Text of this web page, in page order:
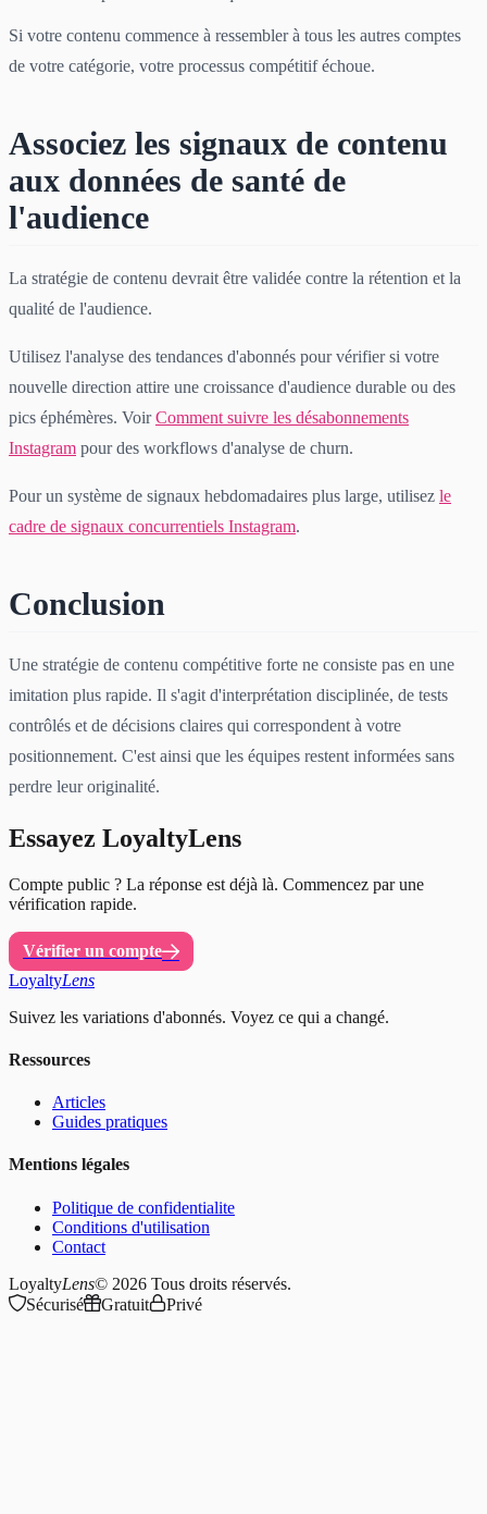
Si votre contenu commence à ressembler à tous les autres comptes
de votre catégorie, votre processus compétitif échoue.
Associez les signaux de contenu
aux données de santé de
l'audience
La stratégie de contenu devrait être validée contre la rétention et la
qualité de l'audience.
Utilisez l'analyse des tendances d'abonnés pour vérifier si votre
nouvelle direction attire une croissance d'audience durable ou des
pics éphémères. VoirComment suivre les désabonnements
Instagram pour des workflows d'analyse de churn.
Pour un système de signaux hebdomadaires plus large, utilisez le
cadre de signaux concurrentiels Instagram.
Conclusion
Une stratégie de contenu compétitive forte ne consiste pas en une
imitation plus rapide. Il s'agit d'interprétation disciplinée, de tests
contrôlés et de décisions claires qui correspondent à votre
positionnement. C'est ainsi que les équipes restent informées sans
perdre leur originalité.
Essayez LoyaltyLens
Compte public ? La réponse est déjà là. Commencez par une
vérification rapide.
Vérifier un compte
LoyaltyLens
Suivez les variations d'abonnés. Voyez ce qui a changé.
Ressources
Articles
Guides pratiques
Mentions légales
Politique de confidentialite
Conditions d'utilisation
Contact
LoyaltyLens© 2026 Tous droits réservés.
Sécurisé
Gratuit Privé